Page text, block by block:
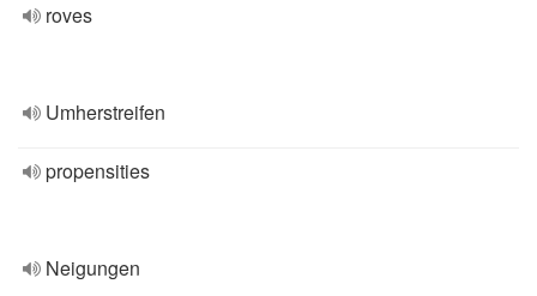
roves
Umherstreifen
propensities
Neigungen